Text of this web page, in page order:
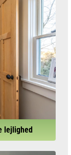
lejlighed